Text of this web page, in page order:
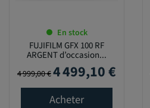
En stock
FUJIFILM GFX 100 RF
ARGENT d’occasion...
Prix de base
4 999,00 €Prix
4 499,10 €
Acheter